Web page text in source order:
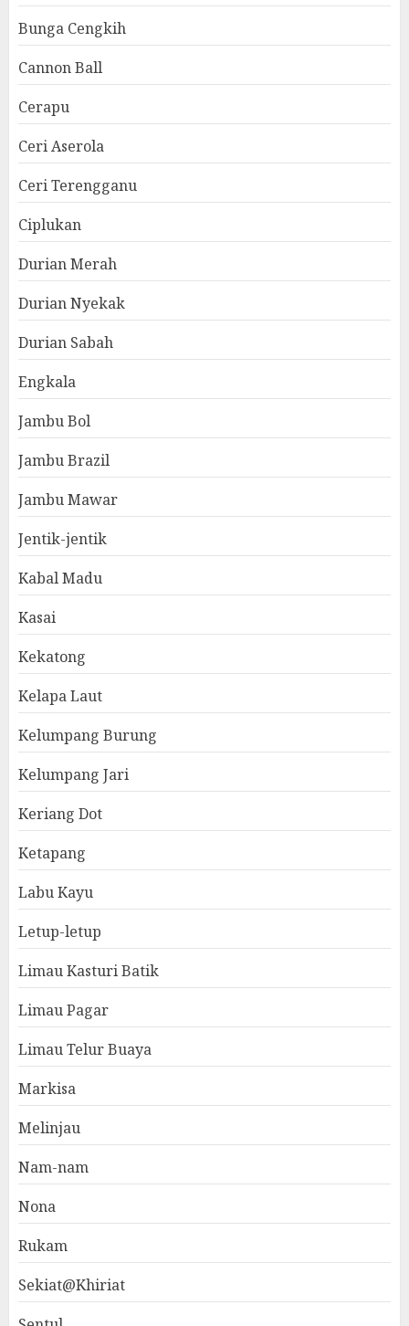
Bunga Cengkih
Cannon Ball
Cerapu
Ceri Aserola
Ceri Terengganu
Ciplukan
Durian Merah
Durian Nyekak
Durian Sabah
Engkala
Jambu Bol
Jambu Brazil
Jambu Mawar
Jentik-jentik
Kabal Madu
Kasai
Kekatong
Kelapa Laut
Kelumpang Burung
Kelumpang Jari
Keriang Dot
Ketapang
Labu Kayu
Letup-letup
Limau Kasturi Batik
Limau Pagar
Limau Telur Buaya
Markisa
Melinjau
Nam-nam
Nona
Rukam
Sekiat@Khiriat